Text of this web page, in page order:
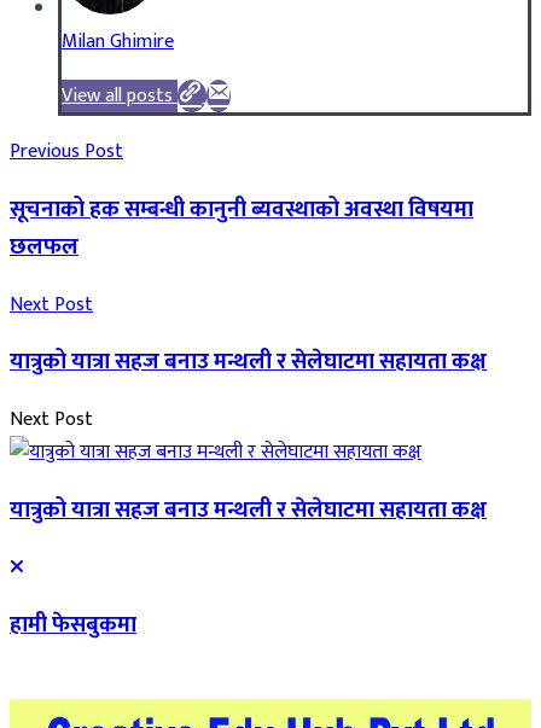
Milan Ghimire
View all posts
Previous Post
सूचनाको हक सम्बन्धी कानुनी ब्यवस्थाको अवस्था विषयमा
छलफल
Next Post
यात्रुको यात्रा सहज बनाउ मन्थली र सेलेघाटमा सहायता कक्ष
Next Post
यात्रुको यात्रा सहज बनाउ मन्थली र सेलेघाटमा सहायता कक्ष
हामी फेसबुकमा